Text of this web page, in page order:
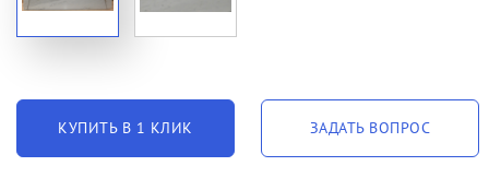
КУПИТЬ В 1 КЛИК ЗАДАТЬ ВОПРОС